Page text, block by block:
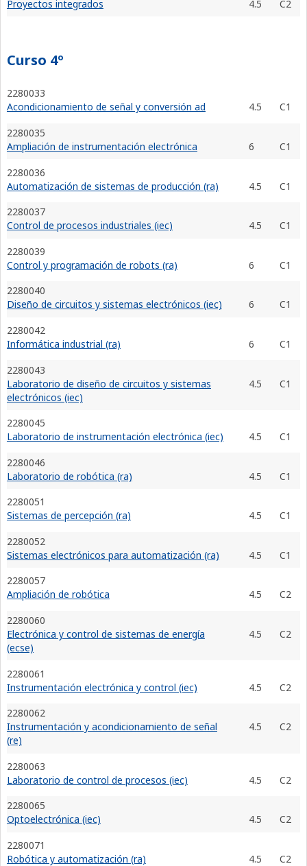
Proyectos integrados 4.5 C2
Curso 4º
2280033
Acondicionamiento de señal y conversión ad
4.5
C1
2280035
Ampliación de instrumentación electrónica
6
C1
2280036
Automatización de sistemas de producción (ra)
4.5
C1
2280037
Control de procesos industriales (iec)
4.5
C1
2280039
Control y programación de robots (ra)
6
C1
2280040
Diseño de circuitos y sistemas electrónicos (iec)
6
C1
2280042
Informática industrial (ra)
6
C1
2280043
Laboratorio de diseño de circuitos y sistemas
electrónicos (iec)
4.5 C1
2280045
Laboratorio de instrumentación electrónica (iec)
4.5
C1
2280046
Laboratorio de robótica (ra)
4.5
C1
2280051
Sistemas de percepción (ra)
4.5
C1
2280052
Sistemas electrónicos para automatización (ra)
4.5
C1
2280057
Ampliación de robótica
4.5
C2
2280060
Electrónica y control de sistemas de energía
(ecse)
4.5 C2
2280061
Instrumentación electrónica y control (iec)
4.5
C2
2280062
Instrumentación y acondicionamiento de señal
(re)
4.5 C2
2280063
Laboratorio de control de procesos (iec)
4.5
C2
2280065
Optoelectrónica (iec)
4.5
C2
2280071
Robótica y automatización (ra)
4.5 C2